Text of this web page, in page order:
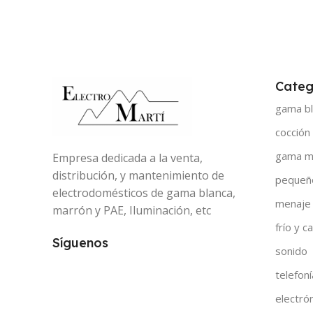
Empresa dedicada a la venta,
distribución, y mantenimiento de
electrodomésticos de gama blanca,
marrón y PAE, Iluminación, etc
Síguenos
gama
cocción
gama
menaje
frío y
sonido